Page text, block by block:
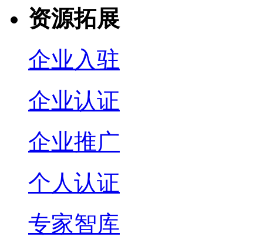
资源拓展
企业入驻
企业认证
企业推广
个人认证
专家智库